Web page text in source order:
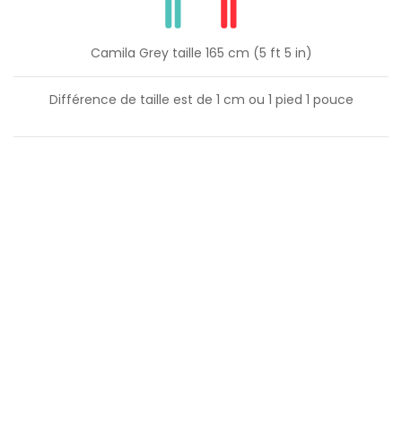
Camila Grey taille 165 cm (5 ft 5 in)
Différence de taille est de 1 cm ou 1 pied 1 pouce